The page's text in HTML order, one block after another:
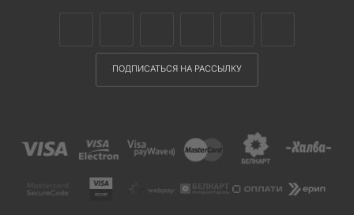
ПОДПИСАТЬСЯ НА РАССЫЛКУ